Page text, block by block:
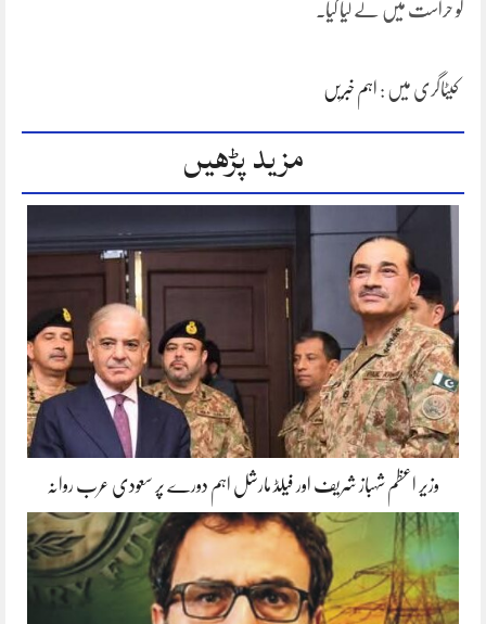
کو حراست میں لے لیا گیا۔
کیٹاگری میں : اہم خبریں
مزید پڑھیں
وزیر اعظم شہباز شریف اور فیلڈ مارشل اہم دورے پر سعودی عرب روانہ